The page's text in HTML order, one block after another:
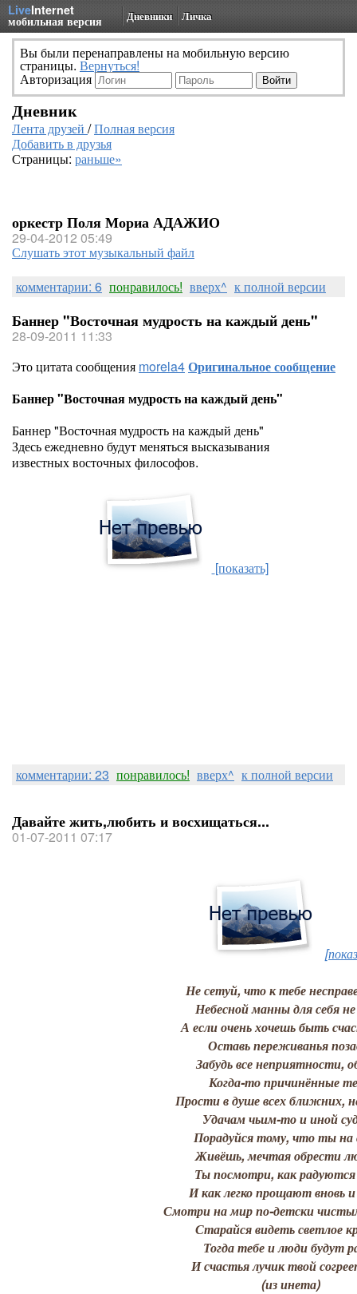
LiveInternet
мобильная версия Дневники Личка
Вы были перенаправлены на мобильную версию
страницы. Вернуться!
Авторизация
Дневник
Лента друзей /Полная версия
Добавить в друзья
Страницы: раньше»
оркестр Поля Мориа АДАЖИО
29-04-2012 05:49
Слушать этот музыкальный файл
комментарии: 6 понравилось! вверх^ к полной версии
Баннер "Восточная мудрость на каждый день"
28-09-2011 11:33
Это цитата сообщения morela4Оригинальное сообщение
Баннер "Восточная мудрость на каждый день"
Баннер "Восточная мудрость на каждый день"
Здесь ежедневно будут меняться высказывания
известных восточных философов.
[показать]
комментарии: 23 понравилось! вверх^ к полной версии
Давайте жить,любить и восхищаться...
01-07-2011 07:17
Не сетуй, что к тебе
Небесной манны для себя
А если очень хочешь быть
Оставь переживанья
Забудь все неприятности,
Когда-то причинённые
Прости в душе всех ближних,
Удачам чьим-то и иной
Порадуйся тому, что ты на
Живёшь, мечтая обрести
Ты посмотри, как
И как легко прощают вновь и
Смотри на мир по-детски
Старайся видеть светлое
Тогда тебе и люди будут
И счастья лучик твой
(из инета)